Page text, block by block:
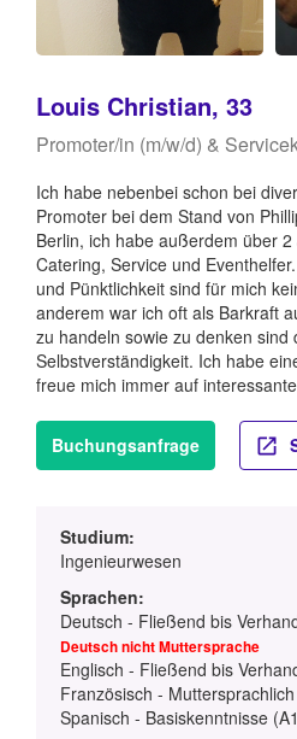
Louis Christian, 33
Promoter/in (m/w/d) &
Ich habe nebenbei schon bei
Promoter bei dem Stand von
Berlin, ich habe außerdem über
Catering, Service und
und Pünktlichkeit sind für mich
anderem war ich oft als Barkraft
zu handeln sowie zu denken sind
Selbstverständigkeit. Ich habe
freue mich immer auf
Buchungsanfrage
Studium:
Ingenieurwesen
Sprachen:
Deutsch - Fließend bis
Deutsch nicht Muttersprache
Englisch - Fließend bis
Französisch -
Spanisch - Basiskenntnisse